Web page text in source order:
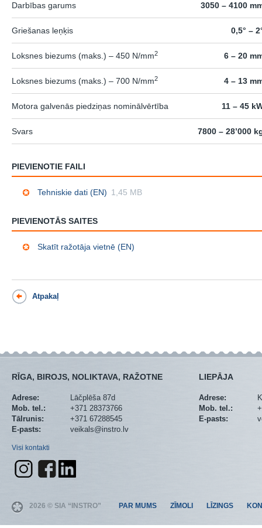
Darbības garums 3050 – 4100
Griešanas leņķis 0,5° –
Loksnes biezums (maks.) – 450 N/mm2 6 – 20
Loksnes biezums (maks.) – 700 N/mm2 4 – 13
Motora galvenās piedziņas nominālvērtība 11 – 45
Svars 7800 – 28’000
PIEVIENOTIE FAILI
Tehniskie dati (EN) 1,45 MB
PIEVIENOTĀS SAITES
Skatīt ražotāja vietnē (EN)
Atpakaļ
RĪGA, BIROJS, NOLIKTAVA, RAŽOTNE
Adrese:
Lāčplēša 87d
Mob. tel.:
+371 28373766
Tālrunis:
+371 67288545
E-pasts:
veikals@instro.lv
Visi kontakti
LIEPĀJA
Adrese:
Mob. tel.:
E-pasts:
2026 © SIA “INSTRO” PAR MUMS ZĪMOLI LĪZINGS